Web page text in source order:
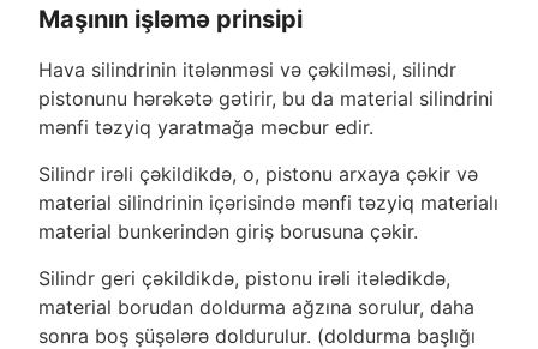
Maşının işləmə prinsipi
Hava silindrinin itələnməsi və çəkilməsi, silindr
pistonunu hərəkətə gətirir, bu da material silindrini
mənfi təzyiq yaratmağa məcbur edir.
Silindr irəli çəkildikdə, o, pistonu arxaya çəkir və
material silindrinin içərisində mənfi təzyiq materialı
material bunkerindən giriş borusuna çəkir.
Silindr geri çəkildikdə, pistonu irəli itələdikdə,
material borudan doldurma ağzına sorulur, daha
sonra boş şüşələrə doldurulur. (doldurma başlığı